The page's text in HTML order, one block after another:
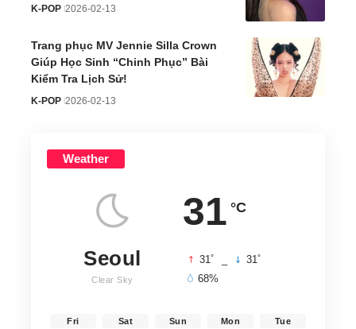
K-POP 2026-02-13
Trang phục MV Jennie Silla Crown
Giúp Học Sinh “Chinh Phục” Bài
Kiểm Tra Lịch Sử!
K-POP 2026-02-13
Weather
31 °C
Seoul
Clear Sky
31 ° 31 °
68%
Fri Sat Sun Mon Tue